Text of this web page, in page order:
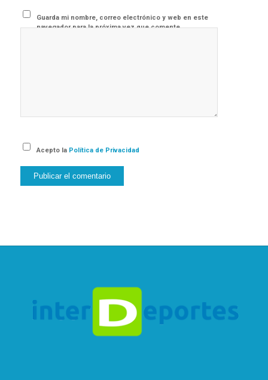
Guarda mi nombre, correo electrónico y web en este
navegador para la próxima vez que comente.
Acepto la Política de Privacidad